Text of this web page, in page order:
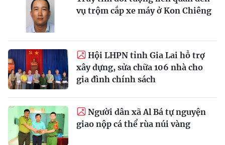
vụ trộm cắp xe máy ở Kon Chiêng
Hội LHPN tỉnh Gia Lai hỗ trợ
xây dựng, sửa chữa 106 nhà cho
gia đình chính sách
Người dân xã Al Bá tự nguyện
giao nộp cá thể rùa núi vàng